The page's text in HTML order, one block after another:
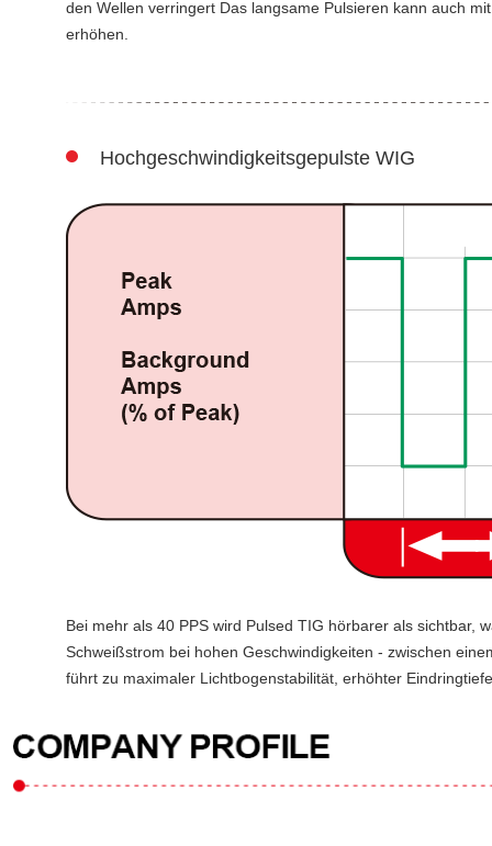
den Wellen verringert Das langsame Pulsieren kann auch
erhöhen.
Hochgeschwindigkeitsgepulste WIG
Bei mehr als 40 PPS wird Pulsed TIG hörbarer als sichtbar,
Schweißstrom bei hohen Geschwindigkeiten - zwischen
führt zu maximaler Lichtbogenstabilität, erhöhter